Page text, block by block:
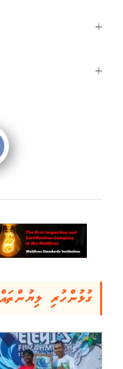
+
+
ގުޅުންހުރި ލިޔުންތައް